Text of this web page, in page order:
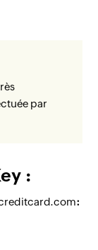
par
:
: